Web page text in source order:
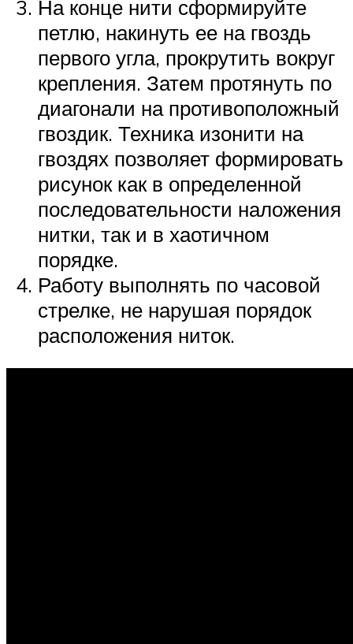
На конце нити сформируйте
петлю, накинуть ее на гвоздь
первого угла, прокрутить вокруг
крепления. Затем протянуть по
диагонали на противоположный
гвоздик. Техника изонити на
гвоздях позволяет формировать
рисунок как в определенной
последовательности наложения
нитки, так и в хаотичном
порядке.
Работу выполнять по часовой
стрелке, не нарушая порядок
расположения ниток.